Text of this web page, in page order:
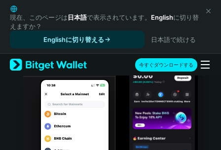
English
日本語
Tiếng Việt
Español (Latinoamérica)
Türkçe
Italiano
Português (Portugal)
Bahasa Indonesia
現在、このページは日本語で表示されています。 Englishに切り替
えますか？
Englishに切り替える
日本語で続ける
今すぐダウンロードする